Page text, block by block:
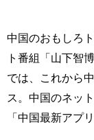
中国のおもしろ
ト番組「山下智
では、これから
ス。中国のネッ
「中国最新アプ